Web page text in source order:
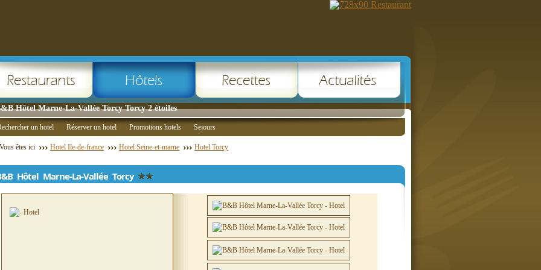
Hôtel Marne-La-Vallée Torcy Torcy 2 étoiles
un hotel Réserver un hotel Promotions hotels Sejours
Vous êtes ici Hotel Ile-de-france Hotel Seine-et-marne Hotel Torcy
Hôtel Marne-La-Vallée Torcy